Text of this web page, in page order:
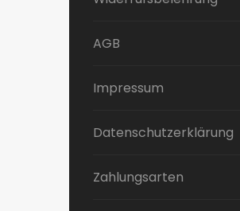
AGB
Impressum
Datenschutzerklärung
Zahlungsarten